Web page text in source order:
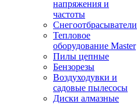
напряжения и
частоты
Снегоотбрасыватели
Тепловое
оборудование Master
Пилы цепные
Бензорезы
Воздуходувки и
садовые пылесосы
Диски алмазные